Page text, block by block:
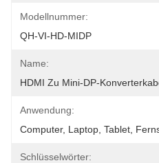
Modellnummer:
QH-VI-HD-MIDP
Name:
HDMI Zu Mini-DP-
Anwendung:
Computer, Laptop, Tablet,
Schlüsselwörter: